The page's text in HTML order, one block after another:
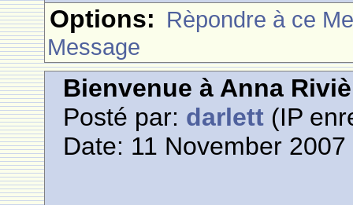
Options: Rèpondre à ce
Message
Bienvenue à Anna
Posté par: darlett (IP
Date: 11 November